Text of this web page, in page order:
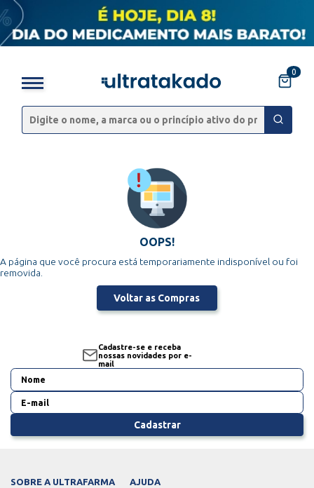
0
OOPS!
A página que você procura está temporariamente indisponível ou foi
removida.
Voltar as Compras
Cadastre-se e receba
nossas novidades por e-
mail
Cadastrar
SOBRE A ULTRAFARMA AJUDA